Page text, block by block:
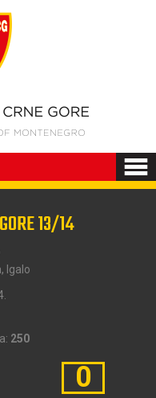
13/14
Igalo
250
0